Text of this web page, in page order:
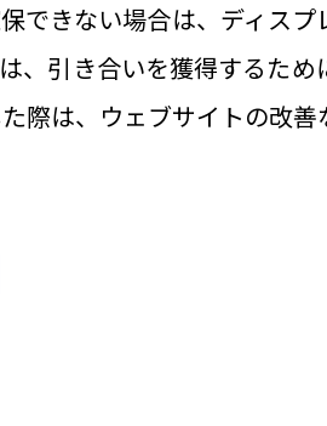
できない場合は、ディスプ
、引き合いを獲得するため
際は、ウェブサイトの改善